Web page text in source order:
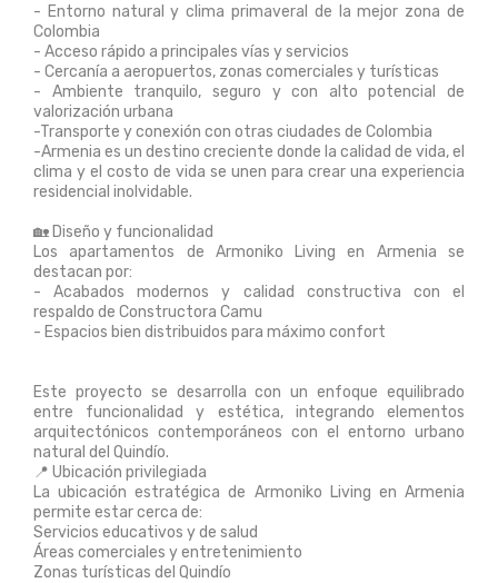
- Entorno natural y clima primaveral de la mejor zona de
Colombia
- Acceso rápido a principales vías y servicios
- Cercanía a aeropuertos, zonas comerciales y turísticas
- Ambiente tranquilo, seguro y con alto potencial de
valorización urbana
-Transporte y conexión con otras ciudades de Colombia
-Armenia es un destino creciente donde la calidad de vida, el
clima y el costo de vida se unen para crear una experiencia
residencial inolvidable.
🏡 Diseño y funcionalidad
Los apartamentos de Armoniko Living en Armenia se
destacan por:
- Acabados modernos y calidad constructiva con el
respaldo de Constructora Camu
- Espacios bien distribuidos para máximo confort
Este proyecto se desarrolla con un enfoque equilibrado
entre funcionalidad y estética, integrando elementos
arquitectónicos contemporáneos con el entorno urbano
natural del Quindío.
📍 Ubicación privilegiada
La ubicación estratégica de Armoniko Living en Armenia
permite estar cerca de:
Servicios educativos y de salud
Áreas comerciales y entretenimiento
Zonas turísticas del Quindío